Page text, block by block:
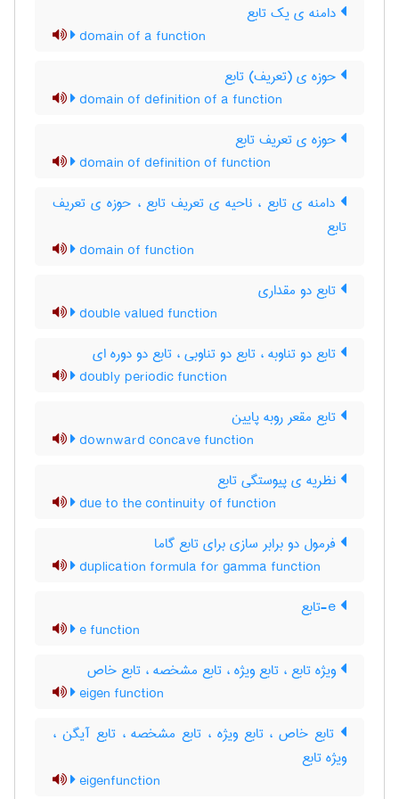
دامنه ی یک تابع
domain of a function
حوزه ی (تعریف) تابع
domain of definition of a function
حوزه ی تعریف تابع
domain of definition of function
دامنه ی تابع ، ناحیه ی تعریف تابع ، حوزه ی تعریف
تابع
domain of function
تابع دو مقداری
double valued function
تابع دو تناوبه ، تابع دو تناوبی ، تابع دو دوره ای
doubly periodic function
تابع مقعر روبه پایین
downward concave function
نظریه ی پیوستگی تابع
due to the continuity of function
فرمول دو برابر سازی برای تابع گاما
duplication formula for gamma function
e function
ویژه تابع ، تابع ویژه ، تابع مشخصه ، تابع خاص
eigen function
تابع خاص ، تابع ویژه ، تابع مشخصه ، تابع آیگن ،
ویژه تابع
eigenfunction